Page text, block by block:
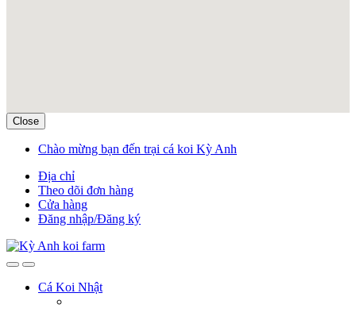
Close
Skip
navigation
Skip
content
Chào mừng bạn đến trại cá koi Kỳ Anh
Địa chỉ
Theo dõi đơn hàng
Cửa hàng
Đăng nhập/Đăng ký
Cá Koi Nhật